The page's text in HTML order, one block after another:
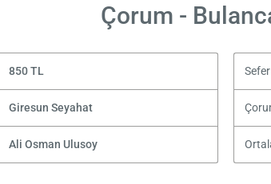
Çorum -
850 TL Sefer
Giresun Seyahat
Ali Osman Ulusoy